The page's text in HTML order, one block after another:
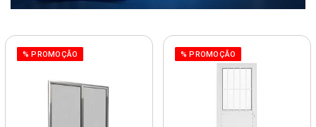
% PROMOÇÃO % PROMOÇÃO